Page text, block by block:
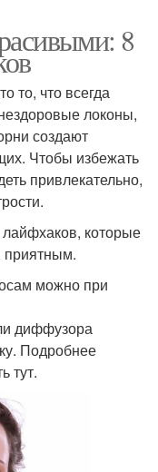
8
то, что всегда
локоны,
создают
Чтобы избежать
привлекательно,
которые
приятным.
можно при
диффузора
Подробнее
тут.